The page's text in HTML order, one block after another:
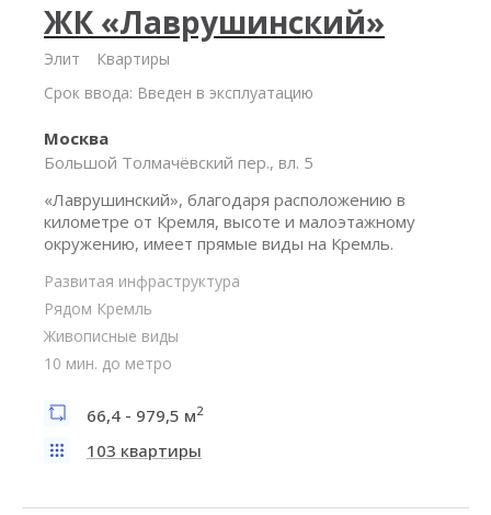
ЖК «Лаврушинский»
Элит
Квартиры
Срок ввода: Введен в эксплуатацию
Москва
Большой Толмачёвский пер., вл. 5
«Лаврушинский», благодаря расположению в
километре от Кремля, высоте и малоэтажному
окружению, имеет прямые виды на Кремль.
Развитая инфраструктура
Рядом Кремль
Живописные виды
10 мин. до метро
66,4 - 979,5 м2
103 квартиры